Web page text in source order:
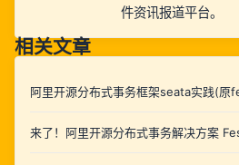
件资讯报道平台。
相关文章
阿里开源分布式事务框架seata实践(原
来了！阿里开源分布式事务解决方案